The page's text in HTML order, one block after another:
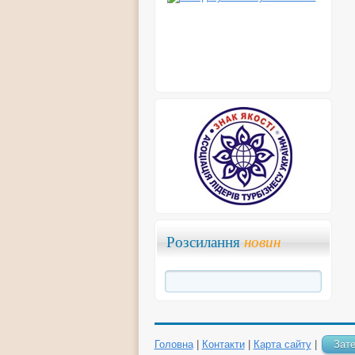
Розсилання новин
Головна| Контакти| Карта сайту|